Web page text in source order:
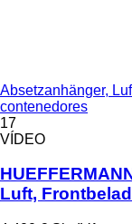
Absetzanhänger,
contenedores
17
VÍDEO
Luft,